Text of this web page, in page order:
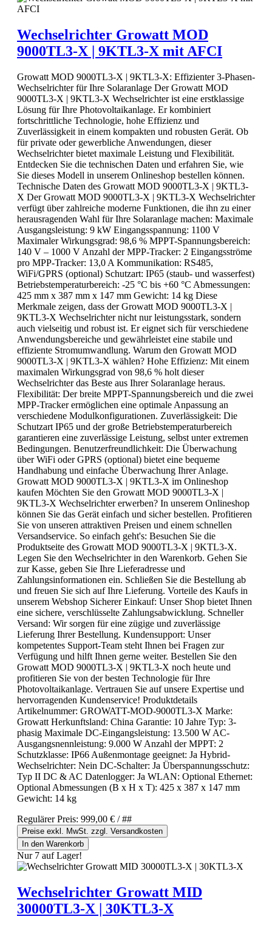
Wechselrichter Growatt MOD
9000TL3-X | 9KTL3-X mit AFCI
Growatt MOD 9000TL3-X | 9KTL3-X: Effizienter 3-Phasen-
Wechselrichter für Ihre Solaranlage Der Growatt MOD
9000TL3-X | 9KTL3-X Wechselrichter ist eine erstklassige
Lösung für Ihre Photovoltaikanlage. Er kombiniert
fortschrittliche Technologie, hohe Effizienz und
Zuverlässigkeit in einem kompakten und robusten Gerät. Ob
für private oder gewerbliche Anwendungen, dieser
Wechselrichter bietet maximale Leistung und Flexibilität.
Entdecken Sie die technischen Daten und erfahren Sie, wie
Sie dieses Modell in unserem Onlineshop bestellen können.
Technische Daten des Growatt MOD 9000TL3-X | 9KTL3-
X Der Growatt MOD 9000TL3-X | 9KTL3-X Wechselrichter
verfügt über zahlreiche moderne Funktionen, die ihn zu einer
herausragenden Wahl für Ihre Solaranlage machen: Maximale
Ausgangsleistung: 9 kW Eingangsspannung: 1100 V
Maximaler Wirkungsgrad: 98,6 % MPPT-Spannungsbereich:
140 V – 1000 V Anzahl der MPP-Tracker: 2 Eingangsströme
pro MPP-Tracker: 13,0 A Kommunikation: RS485,
WiFi/GPRS (optional) Schutzart: IP65 (staub- und wasserfest)
Betriebstemperaturbereich: -25 °C bis +60 °C Abmessungen:
425 mm x 387 mm x 147 mm Gewicht: 14 kg Diese
Merkmale zeigen, dass der Growatt MOD 9000TL3-X |
9KTL3-X Wechselrichter nicht nur leistungsstark, sondern
auch vielseitig und robust ist. Er eignet sich für verschiedene
Anwendungsbereiche und gewährleistet eine stabile und
effiziente Stromumwandlung. Warum den Growatt MOD
9000TL3-X | 9KTL3-X wählen? Hohe Effizienz: Mit einem
maximalen Wirkungsgrad von 98,6 % holt dieser
Wechselrichter das Beste aus Ihrer Solaranlage heraus.
Flexibilität: Der breite MPPT-Spannungsbereich und die zwei
MPP-Tracker ermöglichen eine optimale Anpassung an
verschiedene Modulkonfigurationen. Zuverlässigkeit: Die
Schutzart IP65 und der große Betriebstemperaturbereich
garantieren eine zuverlässige Leistung, selbst unter extremen
Bedingungen. Benutzerfreundlichkeit: Die Überwachung
über WiFi oder GPRS (optional) bietet eine bequeme
Handhabung und einfache Überwachung Ihrer Anlage.
Growatt MOD 9000TL3-X | 9KTL3-X im Onlineshop
kaufen Möchten Sie den Growatt MOD 9000TL3-X |
9KTL3-X Wechselrichter erwerben? In unserem Onlineshop
können Sie das Gerät einfach und sicher bestellen. Profitieren
Sie von unseren attraktiven Preisen und einem schnellen
Versandservice. So einfach geht's: Besuchen Sie die
Produktseite des Growatt MOD 9000TL3-X | 9KTL3-X.
Legen Sie den Wechselrichter in den Warenkorb. Gehen Sie
zur Kasse, geben Sie Ihre Lieferadresse und
Zahlungsinformationen ein. Schließen Sie die Bestellung ab
und freuen Sie sich auf Ihre Lieferung. Vorteile des Kaufs in
unserem Webshop Sicherer Einkauf: Unser Shop bietet Ihnen
eine sichere, verschlüsselte Zahlungsabwicklung. Schneller
Versand: Wir sorgen für eine zügige und zuverlässige
Lieferung Ihrer Bestellung. Kundensupport: Unser
kompetentes Support-Team steht Ihnen bei Fragen zur
Verfügung und hilft Ihnen gerne weiter. Bestellen Sie den
Growatt MOD 9000TL3-X | 9KTL3-X noch heute und
profitieren Sie von der besten Technologie für Ihre
Photovoltaikanlage. Vertrauen Sie auf unsere Expertise und
hervorragenden Kundenservice! Produktdetails
Artikelnummer: GROWATT-MOD-9000TL3-X Marke:
Growatt Herkunftsland: China Garantie: 10 Jahre Typ: 3-
phasig Maximale DC-Eingangsleistung: 13.500 W AC-
Ausgangsnennleistung: 9.000 W Anzahl der MPPT: 2
Schutzklasse: IP66 Außenmontage geeignet: Ja Hybrid-
Wechselrichter: Nein DC-Schalter: Ja Überspannungsschutz:
Typ II DC & AC Datenlogger: Ja WLAN: Optional Ethernet:
Optional Abmessungen (B x H x T): 425 x 387 x 147 mm
Gewicht: 14 kg
Regulärer Preis: 999,00 € / ##
Preise exkl. MwSt. zzgl. Versandkosten
In den Warenkorb
Nur 7 auf Lager!
Wechselrichter Growatt MID
30000TL3-X | 30KTL3-X